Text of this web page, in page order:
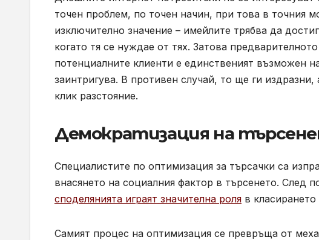
точен проблем, по точен начин, при това в точния
изключително значение – имейлите трябва да
когато тя се нуждае от тях. Затова
потенциалните клиенти е единственият възможен
заинтригува. В противен случай, то ще ги
клик разстояние.
Демократизация на
Специалистите по оптимизация за търсачки са
внасянето на социалния фактор в търсенето. След
споделянията играят значителна роля в
Самият процес на оптимизация се превръща от